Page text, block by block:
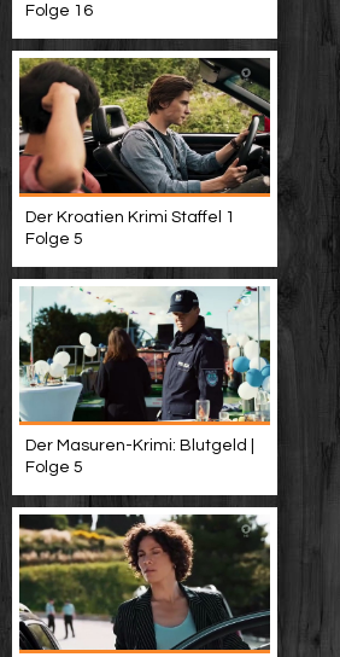
Folge 16
Der Kroatien Krimi Staffel 1
Folge 5
Der Masuren-Krimi: Blutgeld |
Folge 5